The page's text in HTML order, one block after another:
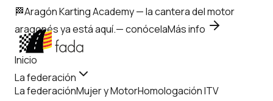
🏁Aragón Karting Academy— la cantera del motor
aragonés ya está aquí.— conócelaMás info
Inicio
La federación
La federaciónMujer y MotorHomologación ITV